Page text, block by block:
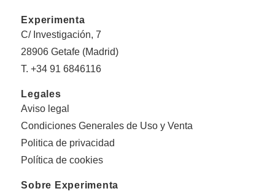
Experimenta
C/ Investigación, 7
28906 Getafe (Madrid)
T. +34 91 6846116
Legales
Aviso legal
Condiciones Generales de Uso y Venta
Politica de privacidad
Política de cookies
Sobre Experimenta